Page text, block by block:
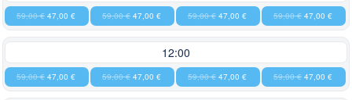
59,00 € 47,00 € 59,00 € 47,00 € 59,00 € 47,00 € 59,00 € 47,00 €
12:00
59,00 € 47,00 € 59,00 € 47,00 € 59,00 € 47,00 € 59,00 € 47,00 €